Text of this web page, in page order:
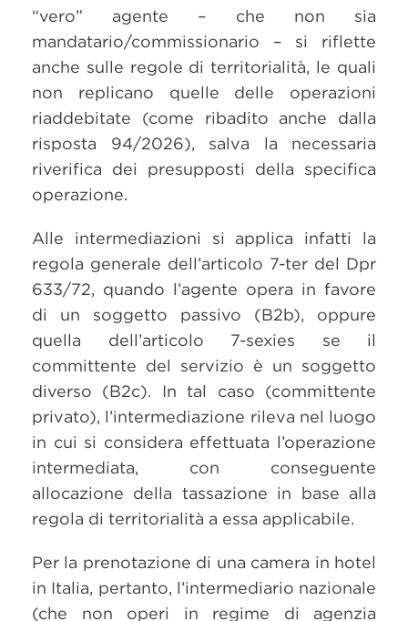
“vero” agente – che non sia
mandatario/commissionario – si riflette
anche sulle regole di territorialità, le quali
non replicano quelle delle operazioni
riaddebitate (come ribadito anche dalla
risposta 94/2026), salva la necessaria
riverifica dei presupposti della specifica
operazione.
Alle intermediazioni si applica infatti la
regola generale dell’articolo 7-ter del Dpr
633/72, quando l’agente opera in favore
di un soggetto passivo (B2b), oppure
quella dell’articolo 7-sexies se il
committente del servizio è un soggetto
diverso (B2c). In tal caso (committente
privato), l’intermediazione rileva nel luogo
in cui si considera effettuata l’operazione
intermediata, con conseguente
allocazione della tassazione in base alla
regola di territorialità a essa applicabile.
Per la prenotazione di una camera in hotel
in Italia, pertanto, l’intermediario nazionale
(che non operi in regime di agenzia